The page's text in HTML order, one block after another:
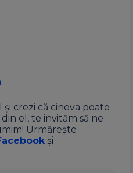
crezi că cineva poate
el, te invităm să ne
Urmărește
și